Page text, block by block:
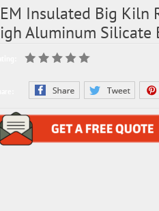
Insulated Big Kiln
Aluminum Silicate